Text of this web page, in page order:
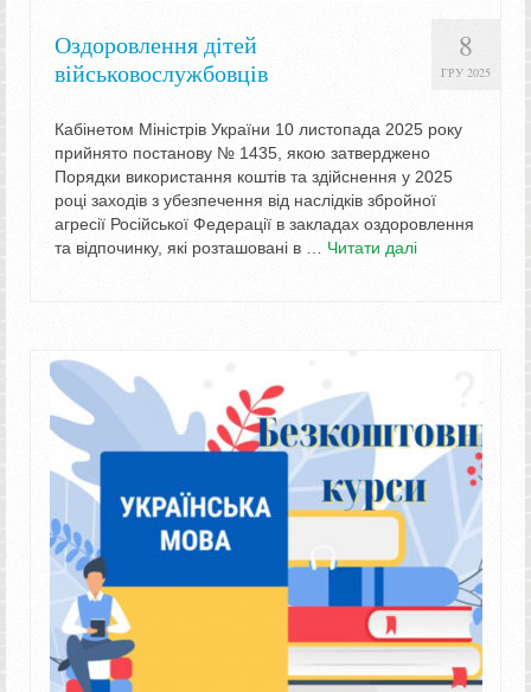
8
ГРУ 2025
Оздоровлення дітей
військовослужбовців
Кабінетом Міністрів України 10 листопада 2025 року
прийнято постанову № 1435, якою затверджено
Порядки використання коштів та здійснення у 2025
році заходів з убезпечення від наслідків збройної
агресії Російської Федерації в закладах оздоровлення
та відпочинку, які розташовані в … Читати далі